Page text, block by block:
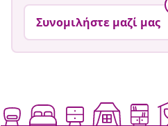
Συνομιλήστε μαζί μας